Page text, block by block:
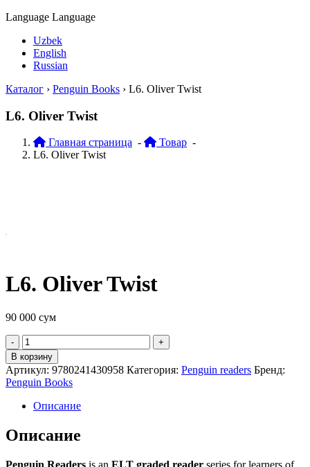
Language Language
Uzbek
English
Russian
Каталог › Penguin Books › L6. Oliver Twist
L6. Oliver Twist
Главная страница - Товар -
L6. Oliver Twist
L6. Oliver Twist
90 000 сум
Quantity
В корзину
Артикул: 9780241430958 Категория: Penguin readers Бренд:
Penguin Books
Описание
Описание